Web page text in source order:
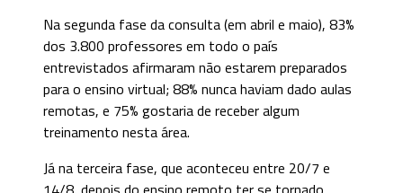
Na segunda fase da consulta (em abril e maio), 83%
dos 3.800 professores em todo o país
entrevistados afirmaram não estarem preparados
para o ensino virtual; 88% nunca haviam dado aulas
remotas, e 75% gostaria de receber algum
treinamento nesta área.
Já na terceira fase, que aconteceu entre 20/7 e